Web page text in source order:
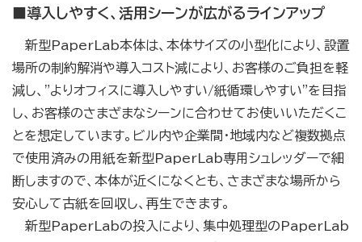
■導入しやすく、活用シーンが広がるラインアップ
新型PaperLab本体は、本体サイズの小型化により、設置
場所の制約解消や導入コスト減により、お客様のご負担を軽
減し、"よりオフィスに導入しやすい/紙循環しやすい"を目指
し、お客様のさまざまなシーンに合わせてお使いいただくこ
とを想定しています。ビル内や企業間・地域内など複数拠点
で使用済みの用紙を新型PaperLab専用シュレッダーで細
断しますので、本体が近くになくとも、さまざまな場所から
安心して古紙を回収し、再生できます。
新型PaperLabの投入により、集中処理型のPaperLab